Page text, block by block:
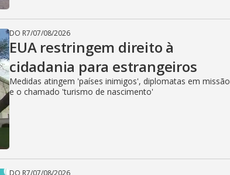
DO R7/07/08/2026
EUA restringem direito à
cidadania para estrangeiros
Medidas atingem 'países inimigos', diplomatas em missão
e o chamado 'turismo de nascimento'
DO R7/07/08/2026